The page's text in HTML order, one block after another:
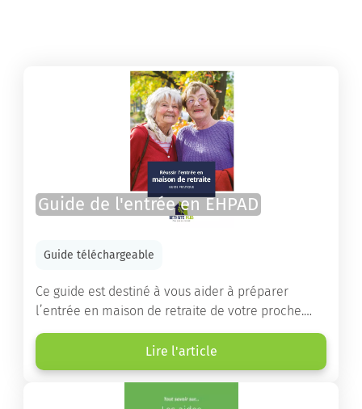
Guide de l'entrée en EHPAD
Guide téléchargeable
Ce guide est destiné à vous aider à préparer
l’entrée en maison de retraite de votre proche.
Vous y trouverez un panorama des différents types
d’établissements ainsi que des conseils pratiques
destinés à orienter les familles et à leur faciliter
Lire l'article